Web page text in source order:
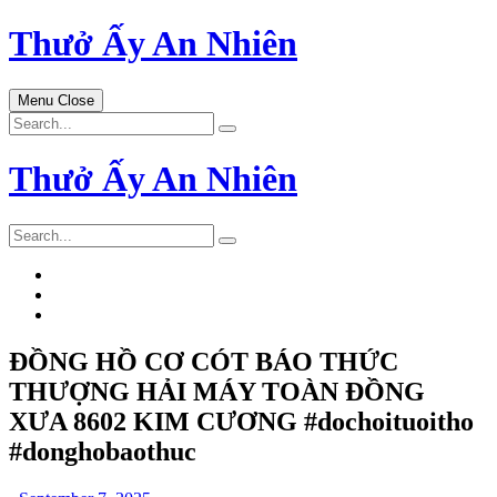
Skip
to
Thưở Ấy An Nhiên
Menu Close
Search
for:
Thưở Ấy An Nhiên
Search
for:
ĐỒNG HỒ CƠ CÓT BÁO THỨC
THƯỢNG HẢI MÁY TOÀN ĐỒNG
XƯA 8602 KIM CƯƠNG #dochoituoitho
#donghobaothuc